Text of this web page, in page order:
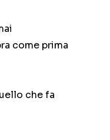
come prima
che fa